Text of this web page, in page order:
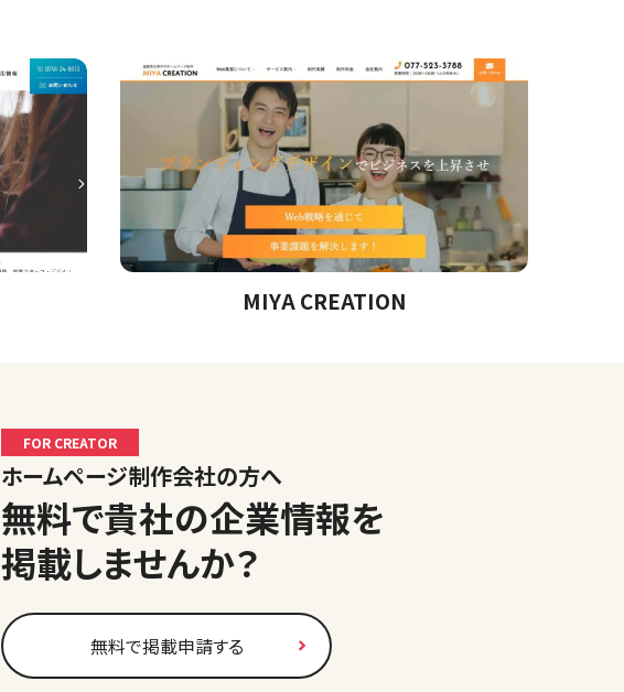
MIYA CREATION
FOR CREATOR
ホームページ制作会社の方へ
無料で貴社の企業情報を
掲載しませんか？
無料で掲載申請する